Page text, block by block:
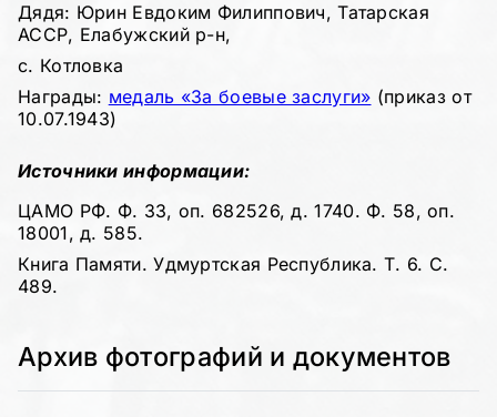
Дядя: Юрин Евдоким Филиппович, Татарская
АССР, Елабужский р-н,
с. Котловка
Награды: медаль «За боевые заслуги» (приказ от
10.07.1943)
Источники информации:
ЦАМО РФ. Ф. 33, оп. 682526, д. 1740. Ф. 58, оп.
18001, д. 585.
Книга Памяти. Удмуртская Республика. Т. 6. С.
489.
Архив фотографий и документов